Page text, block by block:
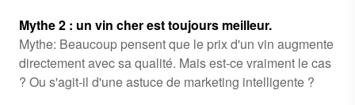
Mythe 2 : un vin cher est toujours meilleur.
Mythe: Beaucoup pensent que le prix d'un vin augmente
directement avec sa qualité. Mais est-ce vraiment le cas
? Ou s'agit-il d'une astuce de marketing intelligente ?